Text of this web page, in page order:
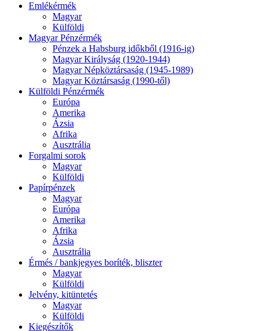
Emlékérmék
Magyar
Külföldi
Magyar Pénzérmék
Pénzek a Habsburg időkből (1916-ig)
Magyar Királyság (1920-1944)
Magyar Népköztársaság (1945-1989)
Magyar Köztársaság (1990-től)
Külföldi Pénzérmék
Európa
Amerika
Ázsia
Afrika
Ausztrália
Forgalmi sorok
Magyar
Külföldi
Papírpénzek
Magyar
Európa
Amerika
Afrika
Ázsia
Ausztrália
Érmés / bankjegyes boríték, bliszter
Magyar
Külföldi
Jelvény, kitüntetés
Magyar
Külföldi
Kiegészítők